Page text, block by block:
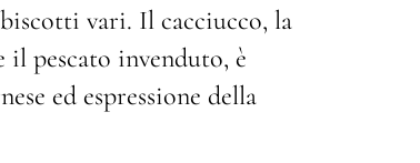
vari. Il cacciucco, la
il pescato invenduto, è
ed espressione della